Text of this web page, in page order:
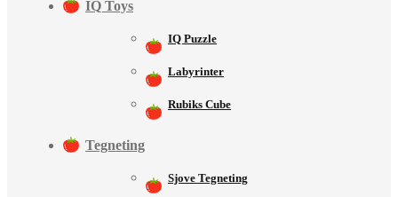
IQ Toys
IQ Puzzle
Labyrinter
Rubiks Cube
Tegneting
Sjove Tegneting